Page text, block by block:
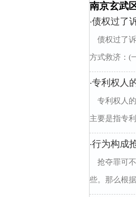
南京玄武
·债权过了
债权过了
方式救济：(
·专利权人
专利权人
主要是指专
·行为构成
抢夺罪可
些。那么根